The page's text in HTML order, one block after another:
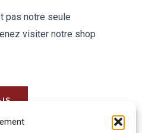
pas notre seule
visiter notre shop